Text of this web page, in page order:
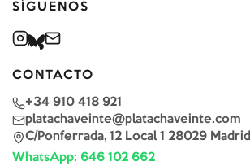
SÍGUENOS
CONTACTO
+34 910 418 921
platachaveinte@platachaveinte.com
C/Ponferrada, 12 Local 1 28029 Madrid
WhatsApp: 646 102 662